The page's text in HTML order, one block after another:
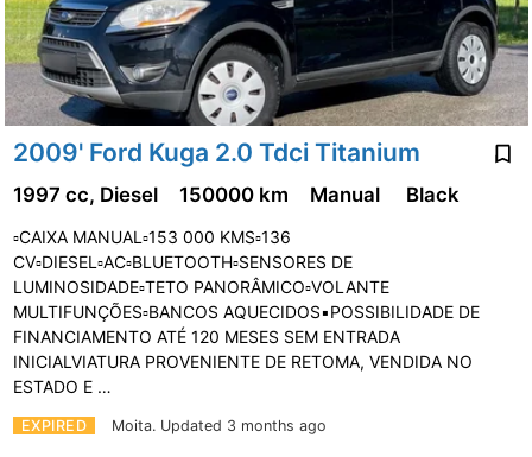
2009' Ford Kuga 2.0 Tdci Titanium
EXPIRED Moita. Updated 3 months ago
1997 cc, Diesel 150000 km Manual Black
▫️CAIXA MANUAL▫️153 000 KMS▫️136
CV▫️DIESEL▫️AC▫️BLUETOOTH▫️SENSORES DE
LUMINOSIDADE▫️TETO PANORÂMICO▫️VOLANTE
MULTIFUNÇÕES▫️BANCOS AQUECIDOS▪️POSSIBILIDADE DE
FINANCIAMENTO ATÉ 120 MESES SEM ENTRADA
INICIALVIATURA PROVENIENTE DE RETOMA, VENDIDA NO
ESTADO E …